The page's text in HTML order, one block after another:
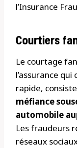
l’Insurance
Courtiers
Le courtage
l’assurance
rapide,
méfiance
automobile
Les fraudeurs
réseaux